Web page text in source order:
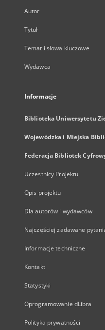
Autor
Tytuł
Temat i słowa kluczowe
Wydawca
Informacje
Biblioteka Uniwersytetu
Wojewódzka i Miejska
Federacja Bibliotek
Uczestnicy Projektu
Opis projektu
Dla autorów i wydawców
Najczęściej zadawane
Informacje techniczne
Kontakt
Statystyki
Oprogramowanie dLibra
Polityka prywatności